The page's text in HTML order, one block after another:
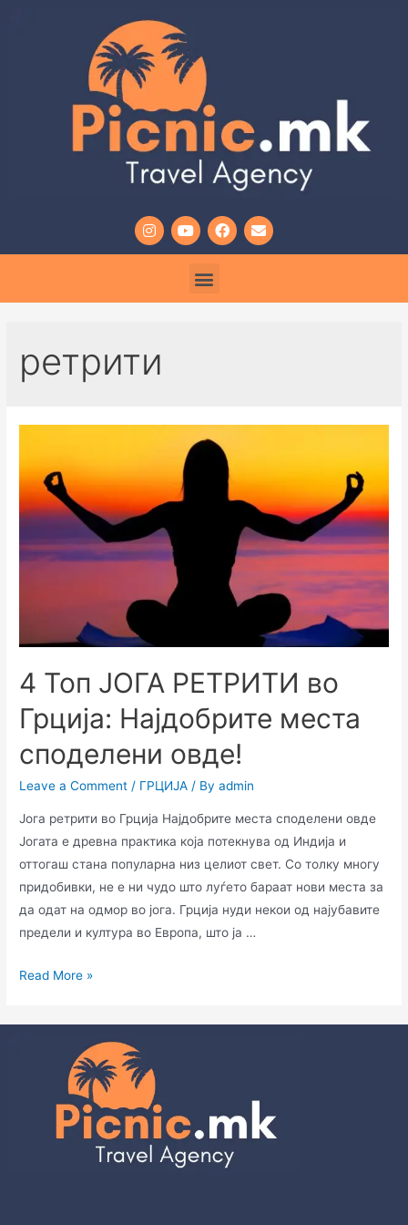
ретрити
4 Топ ЈОГА РЕТРИТИ во
Грција: Најдобрите места
споделени овде!
Leave a Comment / ГРЦИЈА / Byadmin
Јога ретрити во Грција Најдобрите места споделени овде
Јогата е древна практика која потекнува од Индија и
оттогаш стана популарна низ целиот свет. Со толку многу
придобивки, не е ни чудо што луѓето бараат нови места за
да одат на одмор во јога. Грција нуди некои од најубавите
предели и култура во Европа, што ја …
Read More »